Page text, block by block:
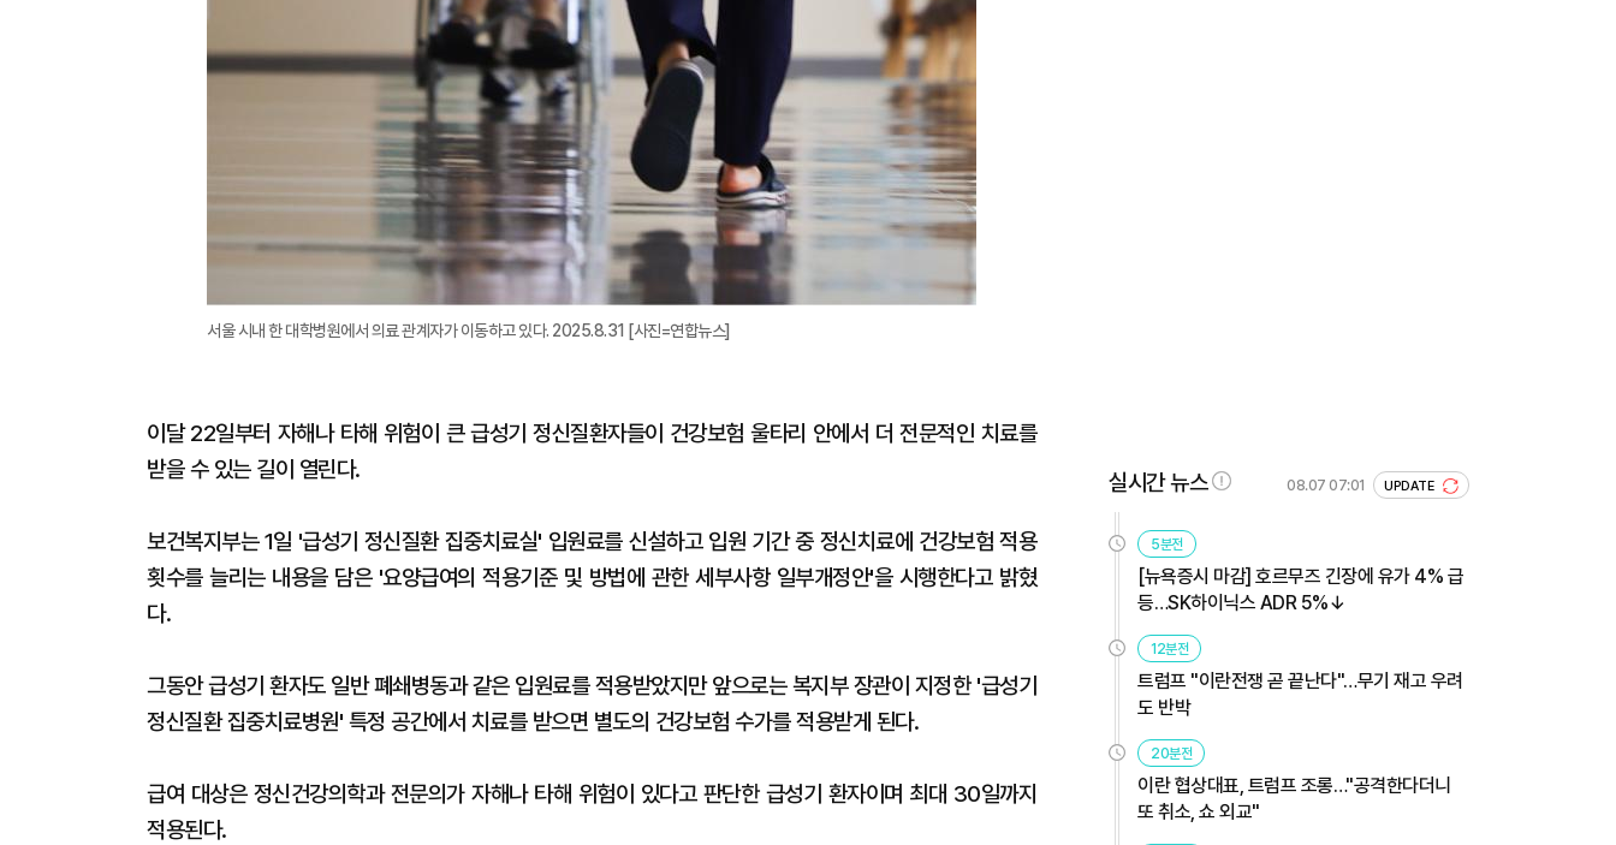
서울 시내 한 대학병원에서 의료 관계자가 이동하고 있다. 2025.8.31 [사진=연합뉴스]
이달 22일부터 자해나 타해 위험이 큰 급성기 정신질환자들이 건강보험 울타리 안에서 더 전문적인 치료를
받을 수 있는 길이 열린다.
보건복지부는 1일 '급성기 정신질환 집중치료실' 입원료를 신설하고 입원 기간 중 정신치료에 건강보험 적용
횟수를 늘리는 내용을 담은 '요양급여의 적용기준 및 방법에 관한 세부사항 일부개정안'을 시행한다고 밝혔
다.
그동안 급성기 환자도 일반 폐쇄병동과 같은 입원료를 적용받았지만 앞으로는 복지부 장관이 지정한 '급성기
정신질환 집중치료병원' 특정 공간에서 치료를 받으면 별도의 건강보험 수가를 적용받게 된다.
급여 대상은 정신건강의학과 전문의가 자해나 타해 위험이 있다고 판단한 급성기 환자이며 최대 30일까지
적용된다.
실시간 뉴스 08.07 07:01 UPDATE
5분전
[뉴욕증시 마감] 호르무즈 긴장에 유가 4% 급
등…SK하이닉스 ADR 5%↓
12분전
트럼프 "이란전쟁 곧 끝난다"…무기 재고 우려
도 반박
20분전
이란 협상대표, 트럼프 조롱…"공격한다더니
또 취소, 쇼 외교"